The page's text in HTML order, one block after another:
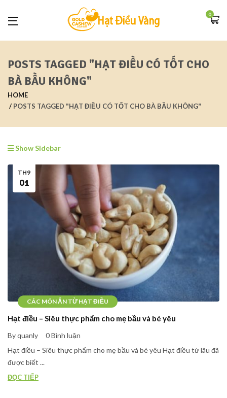
0
POSTS TAGGED "HẠT ĐIỀU CÓ TỐT CHO
BÀ BẦU KHÔNG"
HOME
POSTS TAGGED "HẠT ĐIỀU CÓ TỐT CHO BÀ BẦU KHÔNG"
Show Sidebar
CÁC MÓN ĂN TỪ HẠT ĐIỀU
TH9
01
Hạt điều – Siêu thực phẩm cho mẹ bầu và bé yêu
By quanly
0 Bình luận
Hạt điều – Siêu thực phẩm cho mẹ bầu và bé yêu Hạt điều từ lâu đã
được biết ...
ĐỌC TIẾP